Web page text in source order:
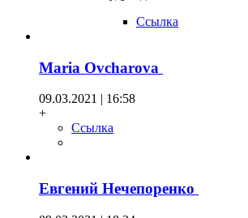
Ссылка
Maria Ovcharova
09.03.2021 | 16:58
+
Ссылка
Евгений Нечепоренко